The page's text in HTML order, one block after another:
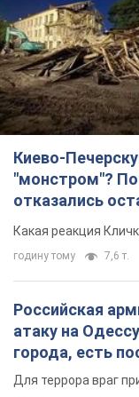
Киево-
"монстром"?
отказались
небоскреба
Какая реакция
годину тому 7,6 т.
Российская
атаку на
города, есть
Для террора враг